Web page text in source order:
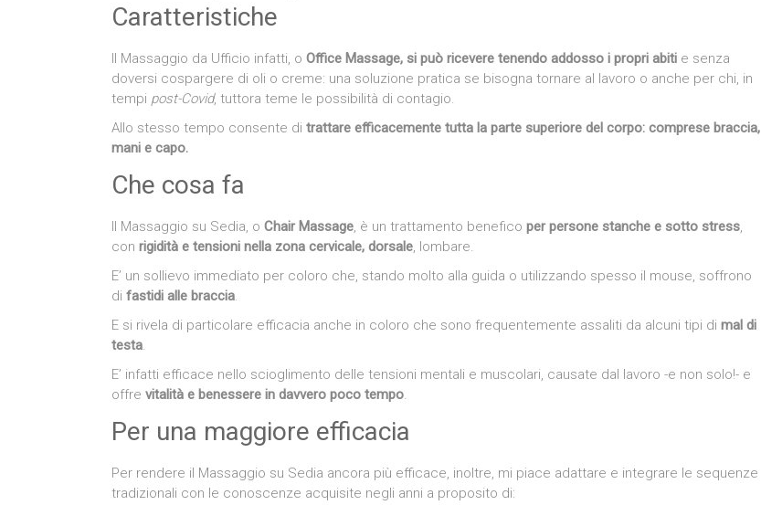
Caratteristiche
Il Massaggio da Ufficio infatti, o Office Massage, si può ricevere tenendo addosso i propri abiti e senza
doversi cospargere di oli o creme: una soluzione pratica se bisogna tornare al lavoro o anche per chi, in
tempi post-Covid, tuttora teme le possibilità di contagio.
Allo stesso tempo consente di trattare efficacemente tutta la parte superiore del corpo: comprese braccia,
mani e capo.
Che cosa fa
Il Massaggio su Sedia, o Chair Massage, è un trattamento benefico per persone stanche e sotto stress,
con rigidità e tensioni nella zona cervicale, dorsale, lombare.
E’ un sollievo immediato per coloro che, stando molto alla guida o utilizzando spesso il mouse, soffrono
di fastidi alle braccia.
E si rivela di particolare efficacia anche in coloro che sono frequentemente assaliti da alcuni tipi di mal di
testa.
E’ infatti efficace nello scioglimento delle tensioni mentali e muscolari, causate dal lavoro -e non solo!- e
offre vitalità e benessere in davvero poco tempo.
Per una maggiore efficacia
Per rendere il Massaggio su Sedia ancora più efficace, inoltre, mi piace adattare e integrare le sequenze
tradizionali con le conoscenze acquisite negli anni a proposito di: